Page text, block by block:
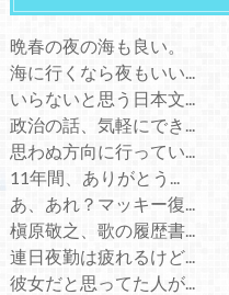
晩春の夜の海も良い。
海に行くなら夜もいい...
いらないと思う日本文...
政治の話、気軽にでき...
思わぬ方向に行ってい...
11年間、ありがとう...
あ、あれ？マッキー復...
槇原敬之、歌の履歴書...
連日夜勤は疲れるけど...
彼女だと思ってた人が...